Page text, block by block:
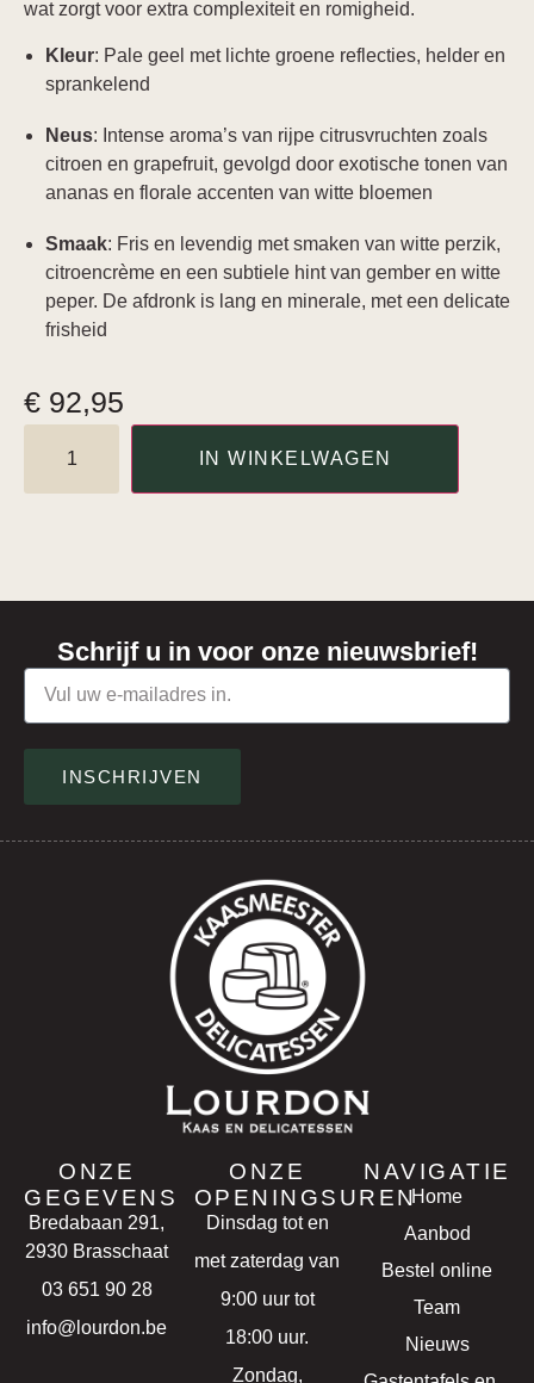
wat zorgt voor extra complexiteit en romigheid.
Kleur: Pale geel met lichte groene reflecties, helder en
sprankelend
Neus: Intense aroma’s van rijpe citrusvruchten zoals
citroen en grapefruit, gevolgd door exotische tonen van
ananas en florale accenten van witte bloemen
Smaak: Fris en levendig met smaken van witte perzik,
citroencrème en een subtiele hint van gember en witte
peper. De afdronk is lang en minerale, met een delicate
frisheid
€ 92,95
IN WINKELWAGEN
Schrijf u in voor onze nieuwsbrief!
INSCHRIJVEN
ONZE
GEGEVENS
Bredabaan 291,
2930 Brasschaat
03 651 90 28
info@lourdon.be
NAVIGATIE
Home
Aanbod
Bestel online
Team
Nieuws
ONZE
OPENINGSUREN
Dinsdag tot en
met zaterdag van
9:00 uur tot
18:00 uur.
Zondag,